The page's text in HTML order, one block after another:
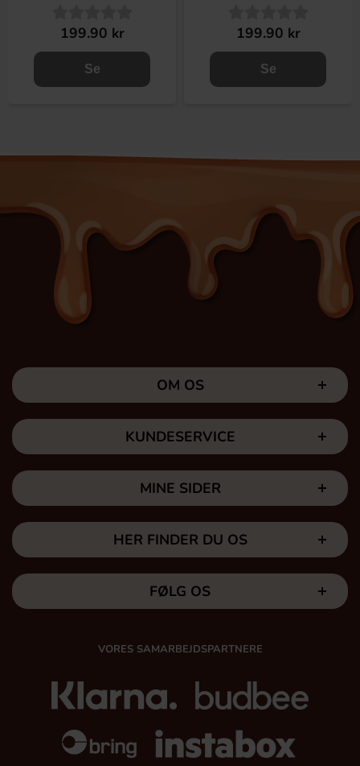
199.90 kr
Se
199.90 kr
Se
OM OS
KUNDESERVICE
MINE SIDER
HER FINDER DU OS
FØLG OS
VORES SAMARBEJDSPARTNERE